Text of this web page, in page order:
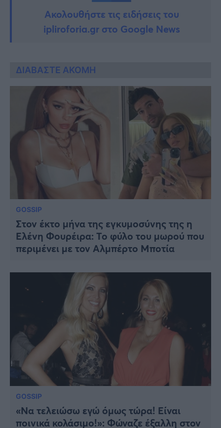
Ακολουθήστε τις ειδήσεις του
ipliroforia.gr στο Google News
ΔΙΑΒΑΣΤΕ ΑΚΟΜΗ
GOSSIP
Στον έκτο μήνα της εγκυμοσύνης της η
Ελένη Φουρέιρα: Το φύλο του μωρού που
περιμένει με τον Αλμπέρτο Μποτία
GOSSIP
«Να τελειώσω εγώ όμως τώρα! Είναι
ποινικά κολάσιμο!»: Φώναζε έξαλλη στον